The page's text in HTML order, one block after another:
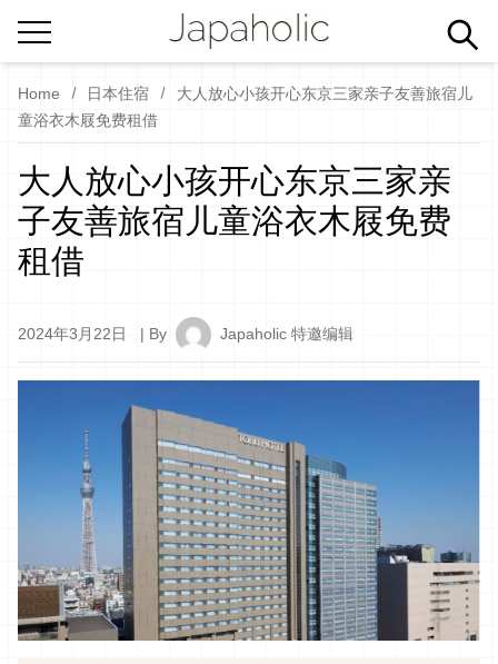
Home 日本住宿
大人放心小孩开心东京三家亲子友善旅宿儿
童浴衣木屐免费租借
大人放心小孩开心东京三家亲
子友善旅宿儿童浴衣木屐免费
租借
2024年3月22日 | By Japaholic 特邀编辑